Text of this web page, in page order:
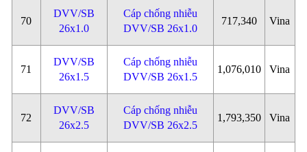
70
DVV/SB
26x1.0
Cáp chống nhiễu
DVV/SB 26x1.0
717,340 Vina
71
DVV/SB
26x1.5
Cáp chống nhiễu
DVV/SB 26x1.5
1,076,010 Vina
72
DVV/SB
26x2.5
Cáp chống nhiễu
DVV/SB 26x2.5
1,793,350 Vina